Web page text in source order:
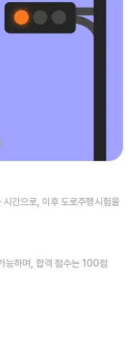
간으로, 이후 도로주행시험을
능하며, 합격 점수는 100점